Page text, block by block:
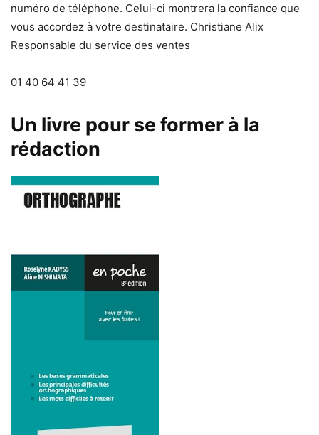
numéro de téléphone. Celui-ci montrera la confiance que
vous accordez à votre destinataire. Christiane Alix
Responsable du service des ventes
01 40 64 41 39
Un livre pour se former à la
rédaction